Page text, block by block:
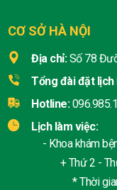
CƠ SỞ HÀ NỘI
Địa chỉ: Số 78
Tổng đài đặt lịch
Hotline:
Lịch làm việc:
- Khoa khám
+ Thứ 2 -
* Thời gian